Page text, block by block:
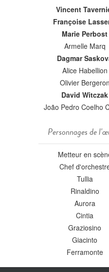
Vincent
Françoise
Marie Perbost
Armelle Marq
Dagmar
Alice Habellion
Olivier Bergeron
David Witczak
João Pedro Coelho
Personnages de
Metteur en
Chef
Tullia
Rinaldino
Aurora
Cintia
Graziosino
Giacinto
Ferramonte